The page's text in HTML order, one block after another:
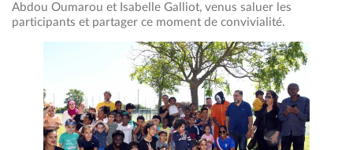
Abdou Oumarou et Isabelle Galliot, venus saluer les
participants et partager ce moment de convivialité.